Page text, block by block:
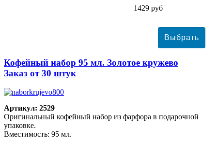
1429 руб
Кофейный набор 95 мл. Золотое кружево
Заказ от 30 штук
Артикул: 2529
Оригинальный кофейный набор из фарфора в подарочной
упаковке.
Вместимость: 95 мл.